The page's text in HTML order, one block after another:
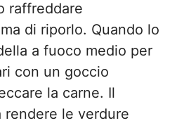
raffreddare
di riporlo. Quando lo
a fuoco medio per
con un goccio
la carne. Il
rendere le verdure